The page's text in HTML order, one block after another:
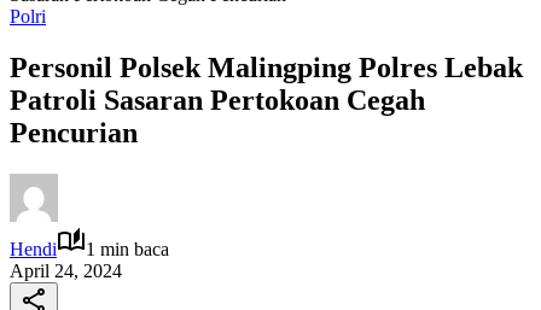
Polri
Personil Polsek Malingping Polres Lebak
Patroli Sasaran Pertokoan Cegah
Pencurian
Hendi
1 min baca
April 24, 2024